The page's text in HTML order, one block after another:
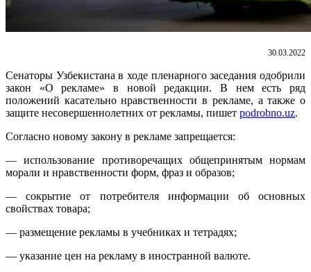
30.03.2022
Сенаторы Узбекистана в ходе пленарного заседания одобрили
закон «О рекламе» в новой редакции. В нем есть ряд
положений касательно нравственности в рекламе, а также о
защите несовершеннолетних от рекламы, пишет podrobno.uz.
Согласно новому закону в рекламе запрещается:
— использование противоречащих общепринятым нормам
морали и нравственности форм, фраз и образов;
— сокрытие от потребителя информации об основных
свойствах товара;
— размещение рекламы в учебниках и тетрадях;
— указание цен на рекламу в иностранной валюте.